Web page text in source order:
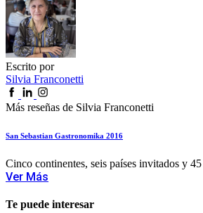
Escrito por
Silvia Franconetti
Más reseñas de Silvia Franconetti
San Sebastian Gastronomika 2016
Cinco continentes, seis países invitados y
Ver Más
Te puede interesar